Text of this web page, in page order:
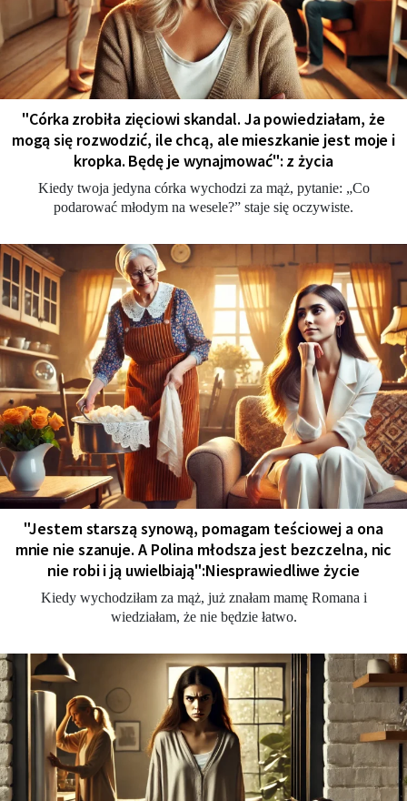
"Córka zrobiła zięciowi skandal. Ja powiedziałam, że
mogą się rozwodzić, ile chcą, ale mieszkanie jest moje i
kropka. Będę je wynajmować": z życia
Kiedy twoja jedyna córka wychodzi za mąż, pytanie: „Co
podarować młodym na wesele?” staje się oczywiste.
"Jestem starszą synową, pomagam teściowej a ona
mnie nie szanuje. A Polina młodsza jest bezczelna, nic
nie robi i ją uwielbiają":Niesprawiedliwe życie
Kiedy wychodziłam za mąż, już znałam mamę Romana i
wiedziałam, że nie będzie łatwo.